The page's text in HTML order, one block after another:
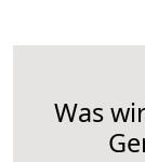
Was